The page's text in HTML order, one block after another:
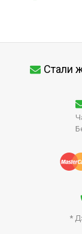
Стали
*